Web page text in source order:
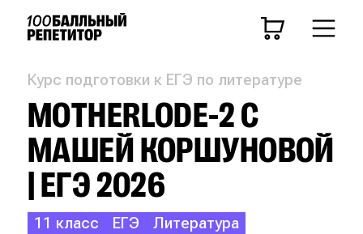
Курс подготовки к ЕГЭ по литературе
MOTHERLODE-2 С
МАШЕЙ КОРШУНОВОЙ
| ЕГЭ 2026
11 класс ЕГЭ Литература